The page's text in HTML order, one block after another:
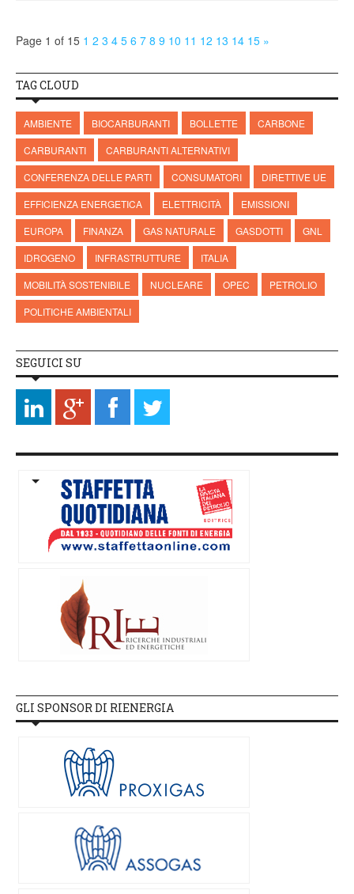
Page 1 of 15 1 2 3 4 5 6 7 8 9 10 11 12 13 14 15 »
TAG CLOUD
AMBIENTE BIOCARBURANTI BOLLETTE
CARBONE
CARBURANTI
CARBURANTI ALTERNATIVI
CONFERENZA DELLE PARTI
CONSUMATORI
DIRETTIVE UE
EFFICIENZA ENERGETICA
ELETTRICITÀ
EMISSIONI
EUROPA
FINANZA GAS NATURALE GASDOTTI
GNL
IDROGENO
INFRASTRUTTURE
ITALIA
MOBILITÀ SOSTENIBILE
NUCLEARE OPEC
PETROLIO
POLITICHE AMBIENTALI
SEGUICI SU
GLI SPONSOR DI RIENERGIA